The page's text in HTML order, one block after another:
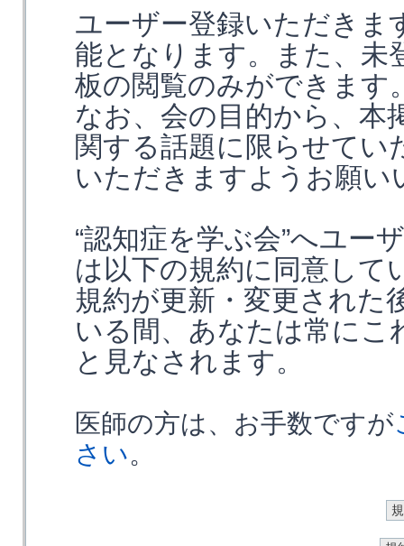
ユーザー登録いただきま
能となります。また、未
板の閲覧のみができます
なお、会の目的から、本
関する話題に限らせて
いただきますようお願い
“認知症を学ぶ会”へユー
は以下の規約に同意して
規約が更新・変更された
いる間、あなたは常にこ
と見なされます。
医師の方は、お手数ですが
さい。